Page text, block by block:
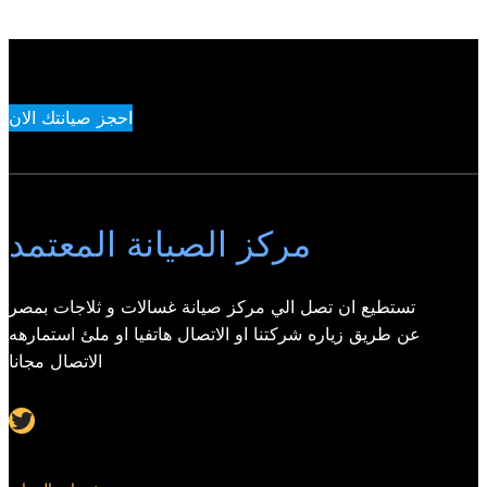
احجز صيانتك الان
مركز الصيانة المعتمد
تستطيع ان تصل الي مركز صيانة غسالات و ثلاجات بمصر
عن طريق زياره شركتنا او الاتصال هاتفيا او ملئ استمارهه
الاتصال مجانا
Twitter